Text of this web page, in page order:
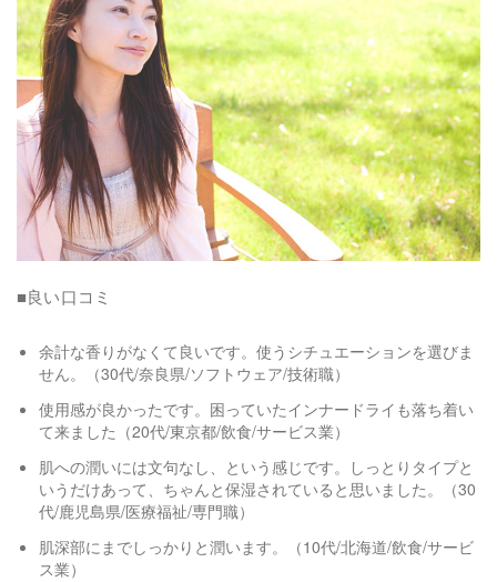
■良い口コミ
余計な香りがなくて良いです。使うシチュエーションを選びま
せん。（30代/奈良県/ソフトウェア/技術職）
使用感が良かったです。困っていたインナードライも落ち着い
て来ました（20代/東京都/飲食/サービス業）
肌への潤いには文句なし、という感じです。しっとりタイプと
いうだけあって、ちゃんと保湿されていると思いました。（30
代/鹿児島県/医療福祉/専門職）
肌深部にまでしっかりと潤います。（10代/北海道/飲食/サービ
ス業）